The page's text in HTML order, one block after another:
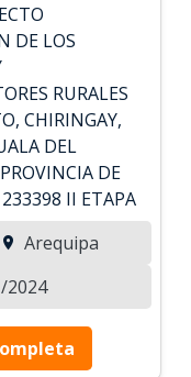
DE LOS
RURALES
CHIRINGAY,
DEL
DE
II ETAPA
Arequipa
2024